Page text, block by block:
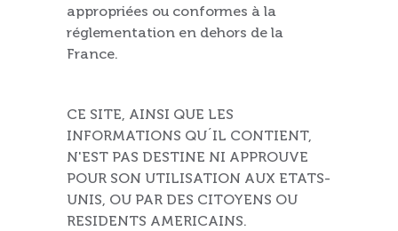
appropriées ou conformes à la
réglementation en dehors de la
France.
CE SITE, AINSI QUE LES
INFORMATIONS QU´IL CONTIENT,
N'EST PAS DESTINE NI APPROUVE
POUR SON UTILISATION AUX ETATS-
UNIS, OU PAR DES CITOYENS OU
RESIDENTS AMERICAINS.